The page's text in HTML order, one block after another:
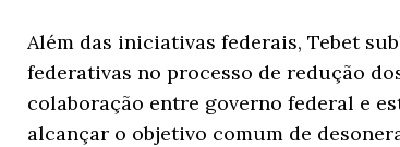
Além das iniciativas federais, Tebet
federativas no processo de redução
colaboração entre governo federal e
alcançar o objetivo comum de